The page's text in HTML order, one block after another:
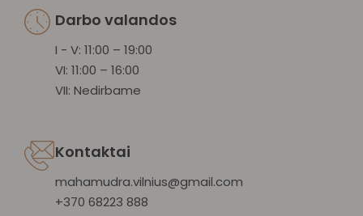
Darbo valandos
I - V: 11:00 – 19:00
VI: 11:00 – 16:00
VII: Nedirbame
Kontaktai
mahamudra.vilnius@gmail.com
+370 68223 888